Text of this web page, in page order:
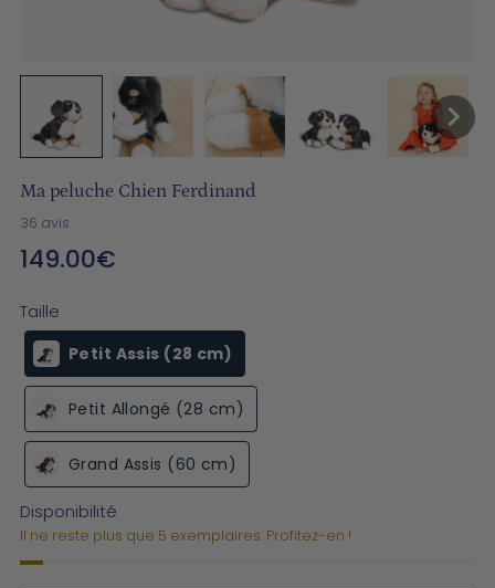
Ma peluche Chien Ferdinand
36 avis
Prix
149.00€
Taille
Petit Assis (28 cm)
Petit Allongé (28 cm)
Grand Assis (60 cm)
Disponibilité
Il ne reste plus que 5 exemplaires. Profitez-en !